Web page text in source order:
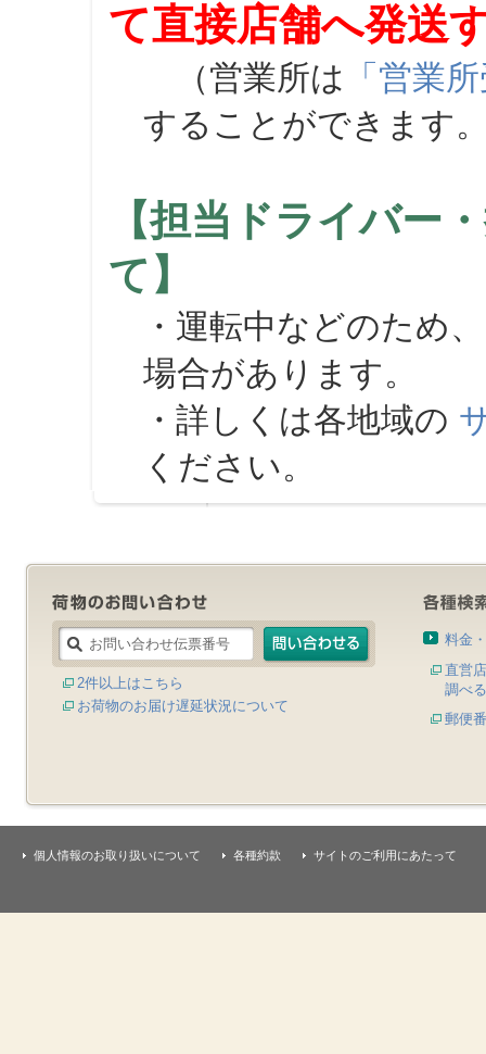
て直接店舗へ発送
（営業所は 「営業
することができます
【担当ドライバー
て】
・運転中などのため
場合があります。
・詳しくは各地域の
ください。
2件以上はこちら
お荷物のお届け遅延状況について
料金
直営
調べる
郵便
個人情報のお取り扱いについて 各種約款 サイトのご利用にあたって